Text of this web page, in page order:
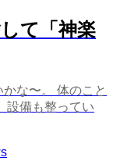
な〜。 体のこと
設備も整ってい